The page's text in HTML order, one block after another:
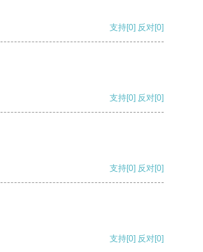
支持[0] 反对[0]
支持[0] 反对[0]
支持[0] 反对[0]
支持[0] 反对[0]